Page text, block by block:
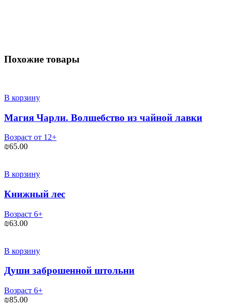
Похожие товары
В корзину
Магия Чарли. Волшебство из чайной лавки
Возраст от 12+
₪65.00
В корзину
Книжный лес
Возраст 6+
₪63.00
В корзину
Души заброшенной штольни
Возраст 6+
₪85.00